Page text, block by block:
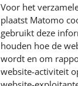
Voor het
plaatst Matomo
gebruikt deze
houden hoe de
wordt en om
website-activiteit